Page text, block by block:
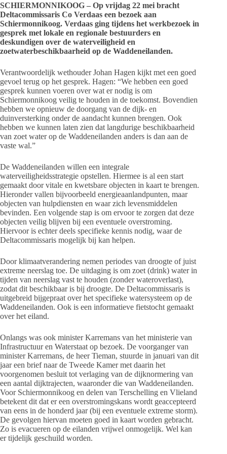
SCHIERMONNIKOOG – Op vrijdag 22 mei bracht
Deltacommissaris Co Verdaas een bezoek aan
Schiermonnikoog. Verdaas ging tijdens het werkbezoek in
gesprek met lokale en regionale bestuurders en
deskundigen over de waterveiligheid en
zoetwaterbeschikbaarheid op de Waddeneilanden.
Verantwoordelijk wethouder Johan Hagen kijkt met een goed
gevoel terug op het gesprek. Hagen: “We hebben een goed
gesprek kunnen voeren over wat er nodig is om
Schiermonnikoog veilig te houden in de toekomst. Bovendien
hebben we opnieuw de doorgang van de dijk- en
duinversterking onder de aandacht kunnen brengen. Ook
hebben we kunnen laten zien dat langdurige beschikbaarheid
van zoet water op de Waddeneilanden anders is dan aan de
vaste wal.”
De Waddeneilanden willen een integrale
waterveiligheidsstrategie opstellen. Hiermee is al een start
gemaakt door vitale en kwetsbare objecten in kaart te brengen.
Hieronder vallen bijvoorbeeld energieaanlandpunten, maar
objecten van hulpdiensten en waar zich levensmiddelen
bevinden. Een volgende stap is om ervoor te zorgen dat deze
objecten veilig blijven bij een eventuele overstroming.
Hiervoor is echter deels specifieke kennis nodig, waar de
Deltacommissaris mogelijk bij kan helpen.
Door klimaatverandering nemen periodes van droogte of juist
extreme neerslag toe. De uitdaging is om zoet (drink) water in
tijden van neerslag vast te houden (zonder wateroverlast),
zodat dit beschikbaar is bij droogte. De Deltacommissaris is
uitgebreid bijgepraat over het specifieke watersysteem op de
Waddeneilanden. Ook is een informatieve fietstocht gemaakt
over het eiland.
Onlangs was ook minister Karremans van het ministerie van
Infrastructuur en Waterstaat op bezoek. De voorganger van
minister Karremans, de heer Tieman, stuurde in januari van dit
jaar een brief naar de Tweede Kamer met daarin het
voorgenomen besluit tot verlaging van de dijknormering van
een aantal dijktrajecten, waaronder die van Waddeneilanden.
Voor Schiermonnikoog en delen van Terschelling en Vlieland
betekent dit dat er een overstromingskans wordt geaccepteerd
van eens in de honderd jaar (bij een eventuele extreme storm).
De gevolgen hiervan moeten goed in kaart worden gebracht.
Zo is evacueren op de eilanden vrijwel onmogelijk. Wel kan
er tijdelijk geschuild worden.